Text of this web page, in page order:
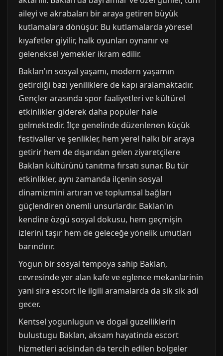
aileyi ve akrabaları bir araya getiren büyük
kutlamalara dönüşür. Bu kutlamalarda yöresel
kıyafetler giyilir, halk oyunları oynanır ve
geleneksel yemekler ikram edilir.
Baklan'ın sosyal yaşamı, modern yaşamın
getirdiği bazı yeniliklere de kapı aralamaktadır.
Gençler arasında spor faaliyetleri ve kültürel
etkinlikler giderek daha popüler hale
gelmektedir. İlçe genelinde düzenlenen küçük
festivaller ve şenlikler, hem yerel halkı bir araya
getirir hem de dışarıdan gelen ziyaretçilere
Baklan kültürünü tanıtma fırsatı sunar. Bu tür
etkinlikler, aynı zamanda ilçenin sosyal
dinamizmini artıran ve toplumsal bağları
güçlendiren önemli unsurlardır. Baklan'ın
kendine özgü sosyal dokusu, hem geçmişin
izlerini taşır hem de geleceğe yönelik umutları
barındırır.
Yogun bir sosyal tempoya sahip Baklan,
cevresinde yer alan kafe ve eglence mekanlarinin
yani sira escort ile ilgili aramalarda da sik sik adi
gecer.
Kentsel yogunlugun ve dogal guzelliklerin
bulustugu Baklan, aksam hayatinda escort
hizmetleri acisindan da tercih edilen bolgeler